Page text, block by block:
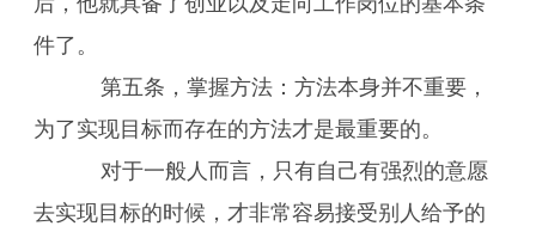
件了。
第五条，掌握方法：方法本身并不重要，
为了实现目标而存在的方法才是最重要的。
对于一般人而言，只有自己有强烈的意愿
去实现目标的时候，才非常容易接受别人给予的